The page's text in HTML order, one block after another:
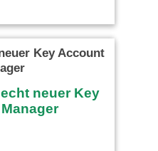
Key Account